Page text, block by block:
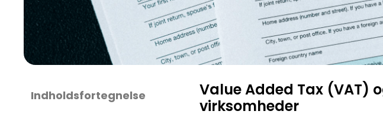
Indholdsfortegnelse
Value Added Tax (VAT)
virksomheder